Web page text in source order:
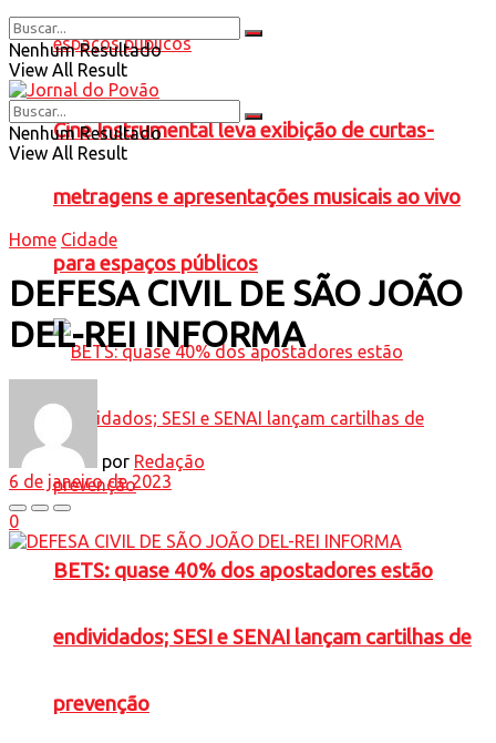
Cine Instrumental leva exibição de curtas-
metragens e apresentações musicais ao vivo
para espaços públicos
BETS: quase 40% dos apostadores estão
endividados; SESI e SENAI lançam cartilhas de
prevenção
Nenhum Resultado
View All Result
Nenhum Resultado
View All Result
Home Cidade
DEFESA CIVIL DE SÃO JOÃO
DEL-REI INFORMA
por Redação
6 de janeiro de 2023
0